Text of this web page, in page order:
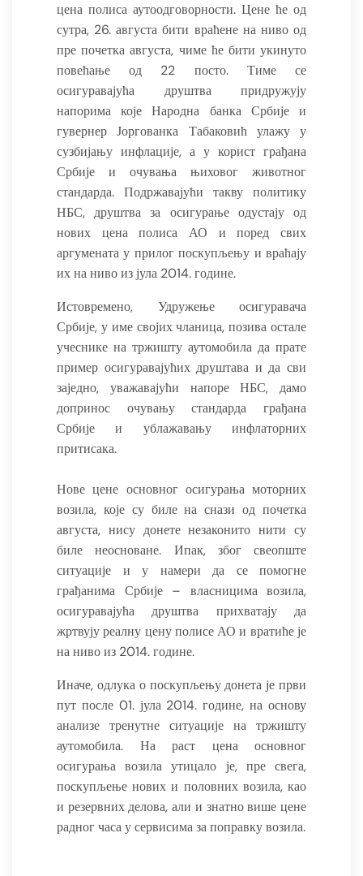
цена полиса аутоодговорности. Цене ће од
сутра, 26. августа бити враћене на ниво од
пре почетка августа, чиме ће бити укинуто
повећање од 22 посто. Тиме се
осигуравајућа друштва придружују
напорима које Народна банка Србије и
гувернер Јоргованка Табаковић улажу у
сузбијању инфлације, а у корист грађана
Србије и очувања њиховог животног
стандарда. Подржавајући такву политику
НБС, друштва за осигурање одустају од
нових цена полиса АО и поред свих
аргумената у прилог поскупљењу и враћају
их на ниво из јула 2014. године.
Истовремено, Удружење осигуравача
Србије, у име својих чланица, позива остале
учеснике на тржишту аутомобила да прате
пример осигуравајућих друштава и да сви
заједно, уважавајући напоре НБС, дамо
допринос очувању стандарда грађана
Србије и ублажавању инфлаторних
притисака.
Нове цене основног осигурања моторних
возила, које су биле на снази од почетка
августа, нису донете незаконито нити су
биле неосноване. Ипак, због свеопште
ситуације и у намери да се помогне
грађанима Србије – власницима возила,
осигуравајућа друштва прихватају да
жртвују реалну цену полисе АО и вратиће је
на ниво из 2014. године.
Иначе, одлука о поскупљењу донета је први
пут после 01. јула 2014. године, на основу
анализе тренутне ситуације на тржишту
аутомобила. На раст цена основног
осигурања возила утицало је, пре свега,
поскупљење нових и половних возила, као
и резервних делова, али и знатно више цене
радног часа у сервисима за поправку возила.